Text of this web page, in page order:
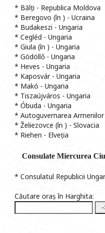
* Bălți - Republica Moldova
* Beregovo (în ) - Ucraina
* Budakeszi - Ungaria
* Cegléd - Ungaria
* Giula (în ) - Ungaria
* Gödöllő - Ungaria
* Heves - Ungaria
* Kaposvár - Ungaria
* Makó - Ungaria
* Tiszaújváros - Ungaria
* Óbuda - Ungaria
* Autoguvernarea
* Želiezovce (în ) - Slovacia
* Riehen - Elveția
Consulate Miercurea
* Consulatul Republicii
Căutare oraș în Harghita: